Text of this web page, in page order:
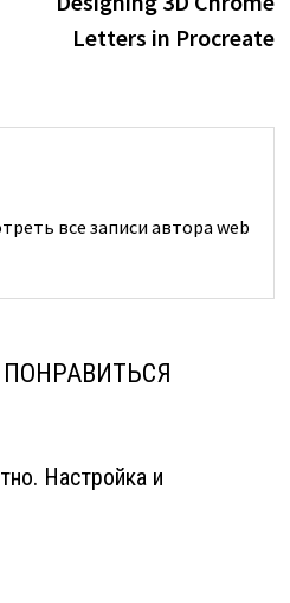
Letters in Procreate
все записи автора web
Настройка и